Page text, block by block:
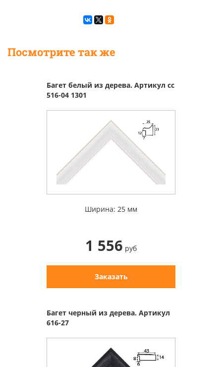
Посмотрите так же
Багет белый из дерева. Артикул cc
516-04 1301
Ширина: 25 мм
1 556 руб
Заказать
Багет черный из дерева. Артикул
616-27